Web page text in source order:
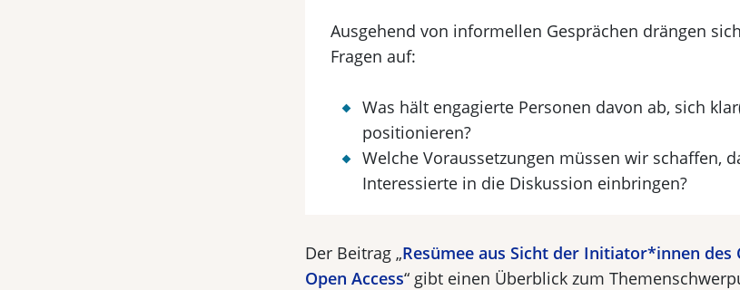
Ausgehend von informellen Gesprächen drängen
Fragen auf:
Was hält engagierte Personen davon ab, sich
positionieren?
Welche Voraussetzungen müssen wir schaffen,
Interessierte in die Diskussion einbringen?
Der Beitrag „Resümee aus Sicht der Initiator*innen des
Open Access“ gibt einen Überblick zum